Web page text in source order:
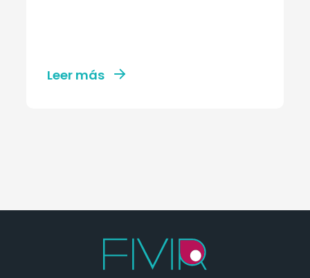
Leer más